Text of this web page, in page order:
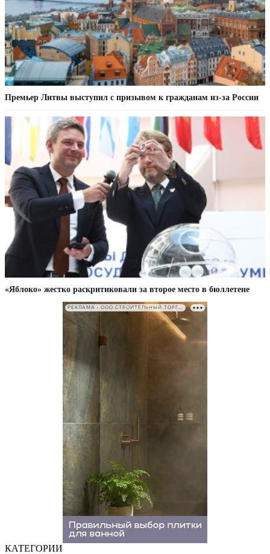
Премьер Литвы выступил с призывом к гражданам из-за России
«Яблоко» жестко раскритиковали за второе место в бюллетене
РЕКЛАМА • ООО СТРОИТЕЛЬНЫЙ ТОРГОВЫЙ ДОМ «ПЕТРОВИЧ». ИНН: 7802348846
КАТЕГОРИИ